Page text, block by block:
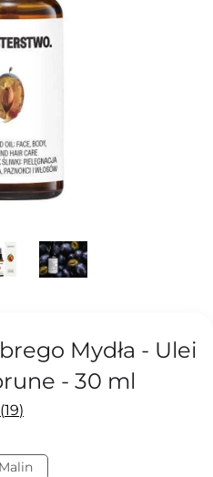
Mydła - Ulei
- 30 ml
19